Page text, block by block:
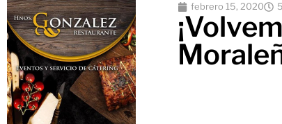
febrero 15, 2020